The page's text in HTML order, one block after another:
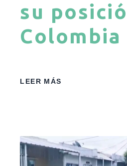
su
Colombia
LEER MÁS